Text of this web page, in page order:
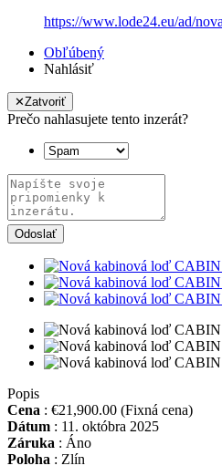
https://www.lode24.eu/ad/
Obľúbený
Nahlásiť
✕Zatvoriť
Prečo nahlasujete tento inzerát?
Odoslať
Popis
Cena : €21,900.00 (Fixná cena)
Dátum : 11. októbra 2025
Záruka : Áno
Poloha : Zlín